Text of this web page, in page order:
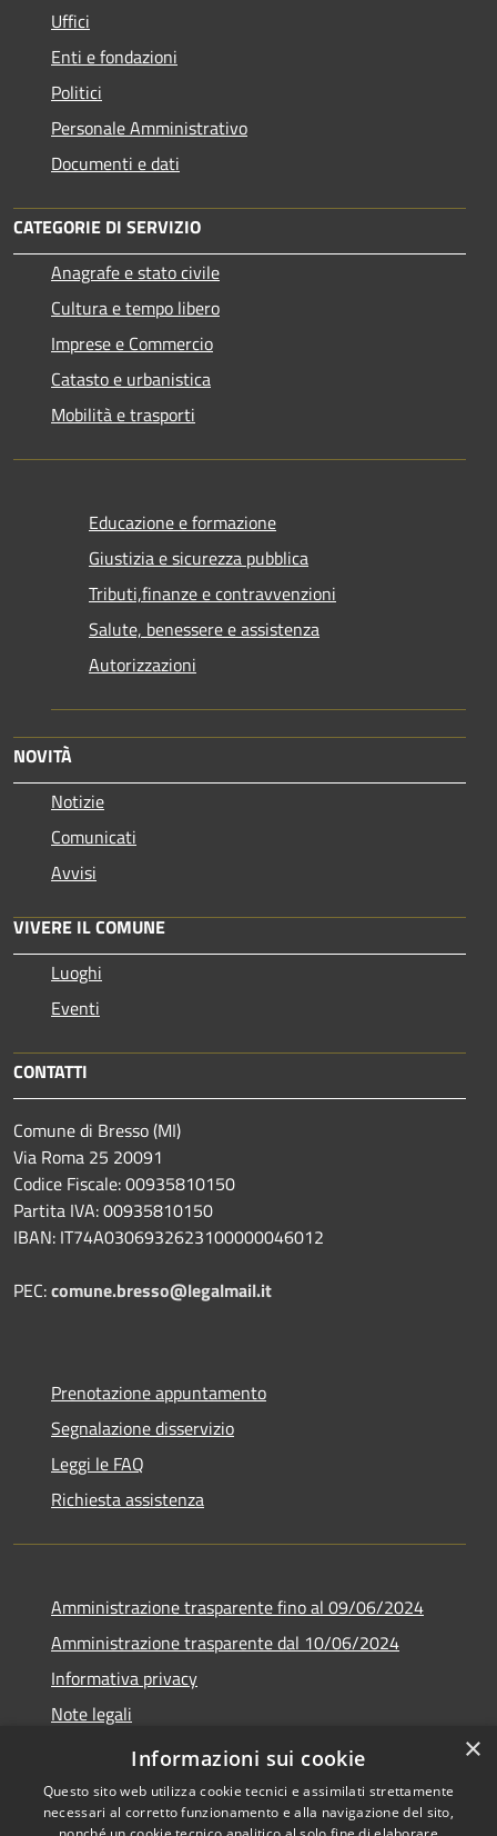
Uffici
Enti e fondazioni
Politici
Personale Amministrativo
Documenti e dati
CATEGORIE DI SERVIZIO
Anagrafe e stato civile
Cultura e tempo libero
Imprese e Commercio
Catasto e urbanistica
Mobilità e trasporti
Educazione e formazione
Giustizia e sicurezza pubblica
Tributi,finanze e contravvenzioni
Salute, benessere e assistenza
Autorizzazioni
NOVITÀ
Notizie
Comunicati
Avvisi
VIVERE IL COMUNE
Luoghi
Eventi
CONTATTI
Comune di Bresso (MI)
Via Roma 25 20091
Codice Fiscale: 00935810150
Partita IVA: 00935810150
IBAN: IT74A0306932623100000046012
PEC:comune.bresso@legalmail.it
Prenotazione appuntamento
Segnalazione disservizio
Leggi le FAQ
Richiesta assistenza
Amministrazione trasparente fino al 09/06/2024
Amministrazione trasparente dal 10/06/2024
Informativa privacy
Note legali
Dichiarazione di accessibilità
×
Informazioni sui cookie
Questo sito web utilizza cookie tecnici e assimilati strettamente
necessari al corretto funzionamento e alla navigazione del sito,